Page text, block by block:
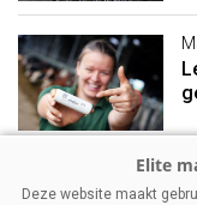
Deze website maakt